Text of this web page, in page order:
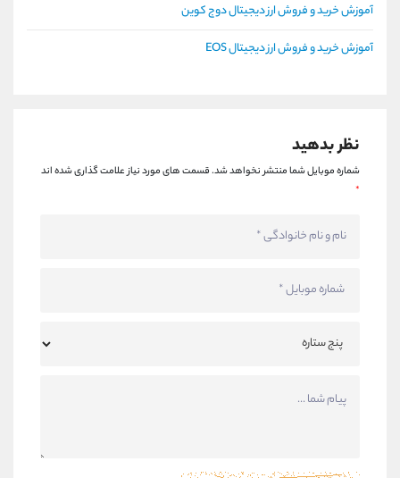
آموزش خرید و فروش ارز دیجیتال دوج کوین
آموزش خرید و فروش ارز دیجیتال EOS
نظر بدهید
شماره موبایل شما منتشر نخواهد شد.قسمت های مورد نیاز علامت گذاری شده اند
*